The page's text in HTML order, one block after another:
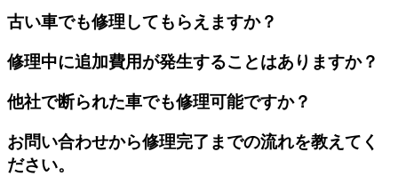
古い車でも修理してもらえますか？
修理中に追加費用が発生することはありますか？
他社で断られた車でも修理可能ですか？
お問い合わせから修理完了までの流れを教えてく
ださい。